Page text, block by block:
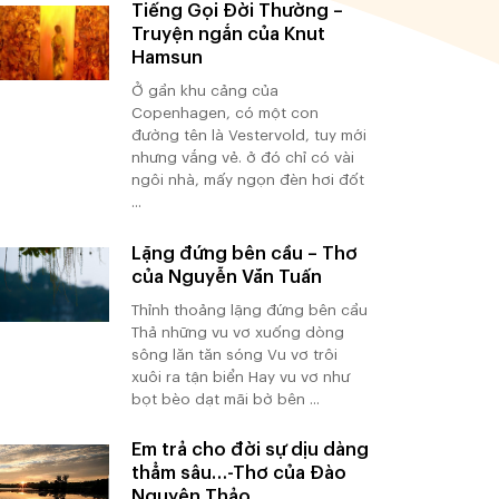
Tiếng Gọi Đời Thường –
Truyện ngắn của Knut
Hamsun
Ở gần khu cảng của
Copenhagen, có một con
đường tên là Vestervold, tuy mới
nhưng vắng vẻ. ở đó chỉ có vài
ngôi nhà, mấy ngọn đèn hơi đốt
...
Lặng đứng bên cầu – Thơ
của Nguyễn Văn Tuấn
Thỉnh thoảng lặng đứng bên cầu
Thả những vu vơ xuống dòng
sông lăn tăn sóng Vu vơ trôi
xuôi ra tận biển Hay vu vơ như
bọt bèo dạt mãi bờ bên ...
Em trả cho đời sự dịu dàng
thẳm sâu…-Thơ của Đào